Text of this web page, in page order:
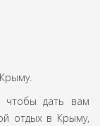
чтобы дать вам
отдых в Крыму,